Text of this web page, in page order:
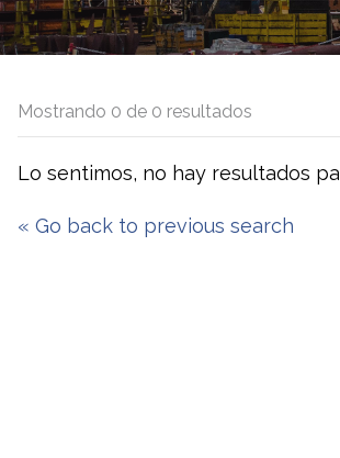
Mostrando 0 de 0 resultados
Lo sentimos, no hay resultados
«Go back to previous search